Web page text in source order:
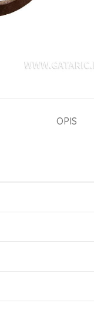
OPIS